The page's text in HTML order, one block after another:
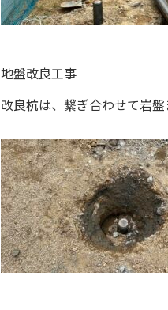
地盤改良工事
改良杭は、繋ぎ合わせて岩